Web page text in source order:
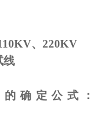
、 220KV
线
的确定公式：